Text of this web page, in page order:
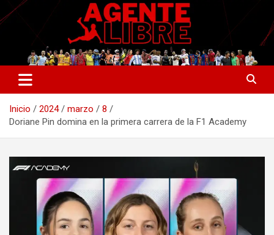
Saltar
al
Agente Libre Digital
La nueva generación del periodismo deportivo.
Inicio 2024 marzo
8
Doriane Pin domina en la primera carrera de la F1 Academy